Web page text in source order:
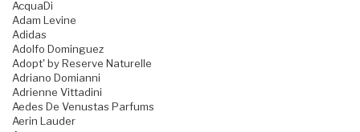
AcquaDi
Adam Levine
Adidas
Adolfo Dominguez
Adopt' by Reserve Naturelle
Adriano Domianni
Adrienne Vittadini
Aedes De Venustas Parfums
Aerin Lauder